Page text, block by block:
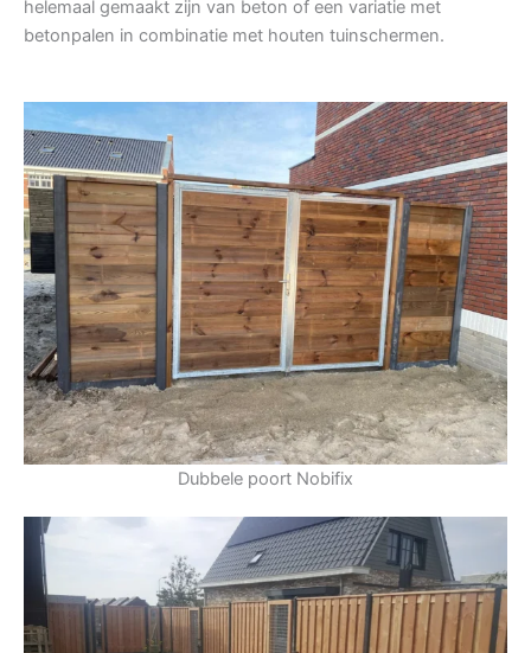
helemaal gemaakt zijn van beton of een variatie met
betonpalen in combinatie met houten tuinschermen.
Dubbele poort Nobifix